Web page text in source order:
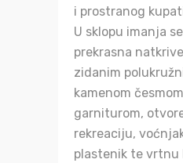
i prostranog
U sklopu imanja
prekrasna
zidanim
kamenom
garniturom,
rekreaciju,
plastenik te vrtnu